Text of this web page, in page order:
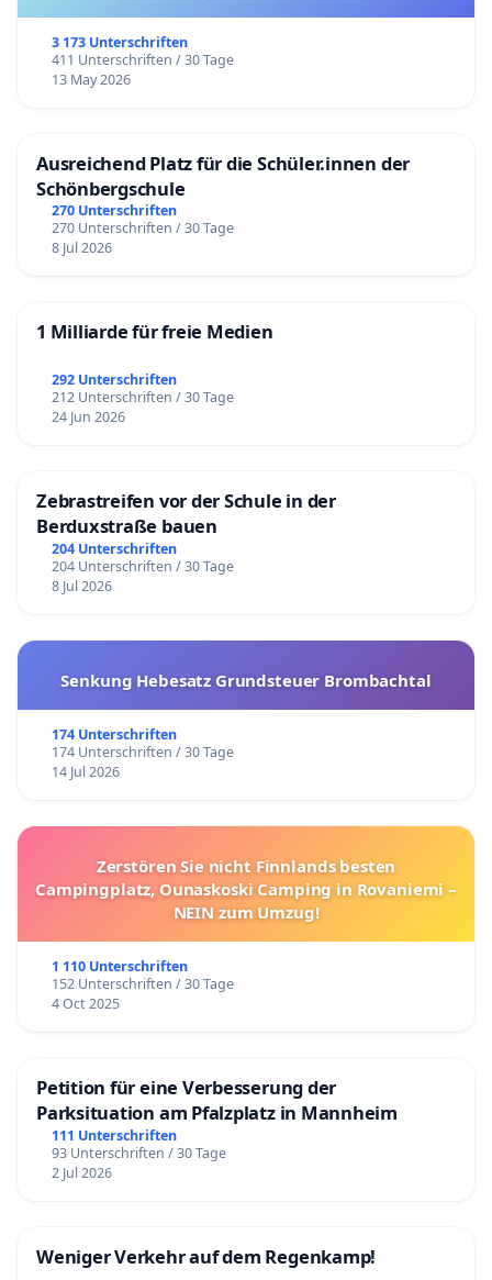
3 173 Unterschriften
411 Unterschriften / 30 Tage
13 May 2026
Ausreichend Platz für die Schüler.innen der
Schönbergschule
270 Unterschriften
270 Unterschriften / 30 Tage
8 Jul 2026
1 Milliarde für freie Medien
292 Unterschriften
212 Unterschriften / 30 Tage
24 Jun 2026
Zebrastreifen vor der Schule in der
Berduxstraße bauen
204 Unterschriften
204 Unterschriften / 30 Tage
8 Jul 2026
Senkung Hebesatz Grundsteuer Brombachtal
174 Unterschriften
174 Unterschriften / 30 Tage
14 Jul 2026
Zerstören Sie nicht Finnlands besten
Campingplatz, Ounaskoski Camping in Rovaniemi –
NEIN zum Umzug!
1 110 Unterschriften
152 Unterschriften / 30 Tage
4 Oct 2025
Petition für eine Verbesserung der
Parksituation am Pfalzplatz in Mannheim
111 Unterschriften
93 Unterschriften / 30 Tage
2 Jul 2026
Weniger Verkehr auf dem Regenkamp!